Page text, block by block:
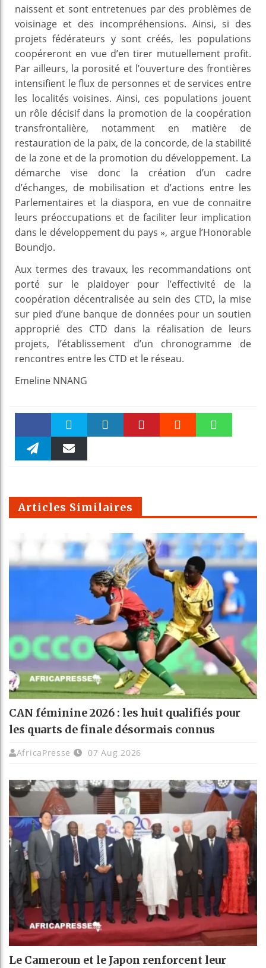
naissent et sont entretenues par des problèmes de
voisinage et des incompréhensions. Ainsi, si des
projets fédérateurs y sont créés, les populations
coopéreront en vue d’en tirer mutuellement profit.
Par ailleurs, la porosité et l’ouverture des frontières
intensifient le flux de personnes et de services entre
les localités voisines. Ainsi, ces populations jouent
un rôle décisif dans la promotion de la coopération
transfrontalière, notamment en matière de
restauration de la paix, de la concorde, de la stabilité
de la zone et de la promotion du développement. La
démarche vise donc la création d’un cadre
d’échanges, de mobilisation et d’actions entre les
Parlementaires et la diaspora, en vue de connaitre
leurs préoccupations et de faciliter leur implication
dans le développement du pays », argue l’Honorable
Boundjo.
Aux termes des travaux, les recommandations ont
porté sur le plaidoyer pour l’effectivité de la
coopération décentralisée au sein des CTD, la mise
sur pied d’une banque de données pour un soutien
approprié des CTD dans la réalisation de leurs
projets, l’établissement d’un chronogramme de
rencontres entre les CTD et le réseau.
Emeline NNANG
Faceboo Twitter
m
Articles Similaires
CAN féminine 2026 : les huit qualifiés pour
les quarts de finale désormais connus
AfricaPresse 07 Aug 2026
Le Cameroun et le Japon renforcent leur